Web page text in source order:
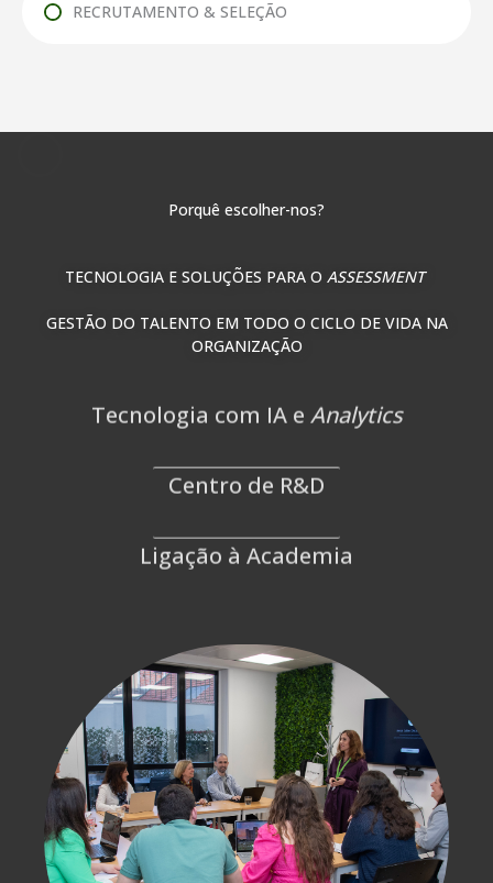
RECRUTAMENTO & SELEÇÃO
Porquê escolher-nos?
TECNOLOGIA E SOLUÇÕES PARA O ASSESSMENT
GESTÃO DO TALENTO EM TODO O CICLO DE VIDA NA
ORGANIZAÇÃO
Centro de R&D
Ligação à Academia